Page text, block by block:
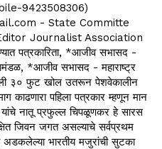
9423508306)
- State Committe
Journalist Association
पत्रकारिता, *आजीव सभासद -
*आजीव सभासद - महाराष्ट्र
३० फुट खोल उतरून पेशवेकालीन
काढणारा पहिला पत्रकार म्हणून मान
यांचे नातू प्रफुल्ल चिपळूणकर हे सारस
जिवन जगत असल्याचे सर्वप्रथम
भारतीय मजुरांची सुटका